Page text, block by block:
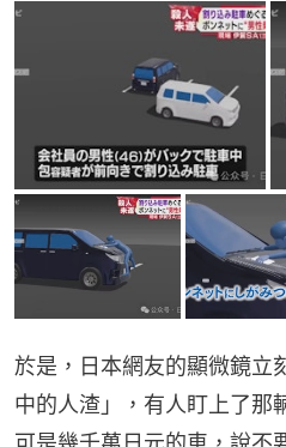
於是，日本網友的顯微鏡立
中的人渣」，有人盯上了那